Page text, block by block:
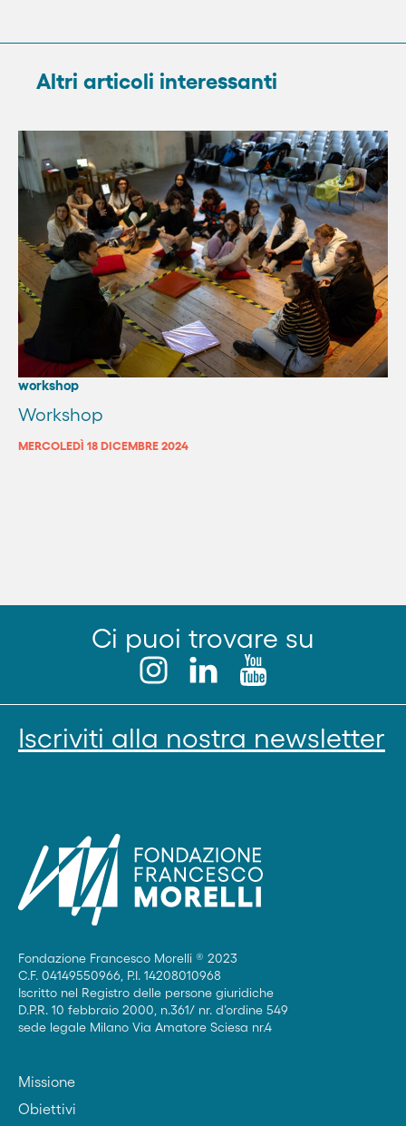
Altri articoli interessanti
workshop
Workshop
MERCOLEDÌ 18 DICEMBRE 2024
Ci puoi trovare su
Iscriviti alla nostra newsletter
Fondazione Francesco Morelli ® 2023
C.F. 04149550966, P.I. 14208010968
Iscritto nel Registro delle persone giuridiche
D.P.R. 10 febbraio 2000, n.361/ nr. d’ordine 549
sede legale Milano Via Amatore Sciesa nr.4
Missione
Obiettivi